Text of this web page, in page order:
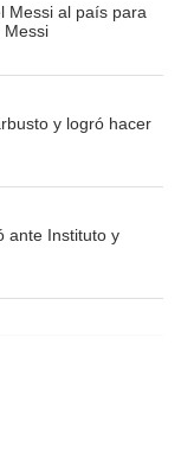
Messi al país para
Messi
y logró hacer
ante Instituto y